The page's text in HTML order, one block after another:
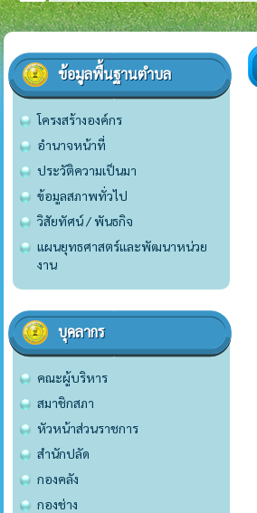
ข้อมูลพื้นฐานตำบล
โครงสร้างองค์กร
อำนาจหน้าที่
ประวัติความเป็นมา
ข้อมูลสภาพทั่วไป
วิสัยทัศน์ / พันธกิจ
แผนยุทธศาสตร์และพัฒนาหน่วย
งาน
บุคลากร
คณะผู้บริหาร
สมาชิกสภา
หัวหน้าส่วนราชการ
สำนักปลัด
กองคลัง
กองช่าง